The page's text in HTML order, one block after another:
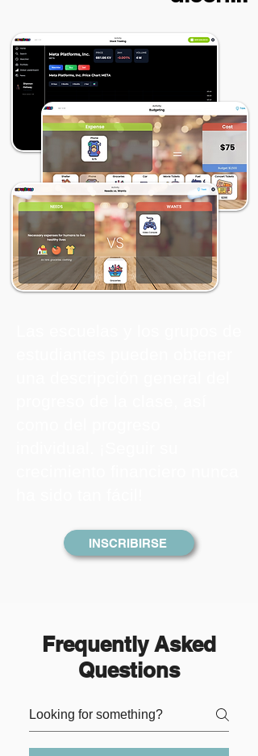
INSCRIBIRSE
Frequently Asked
Questions